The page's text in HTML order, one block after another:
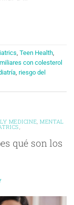
, Teen Health,
con colesterol
, riesgo del
MEDICINE ,MENTAL
qué son los